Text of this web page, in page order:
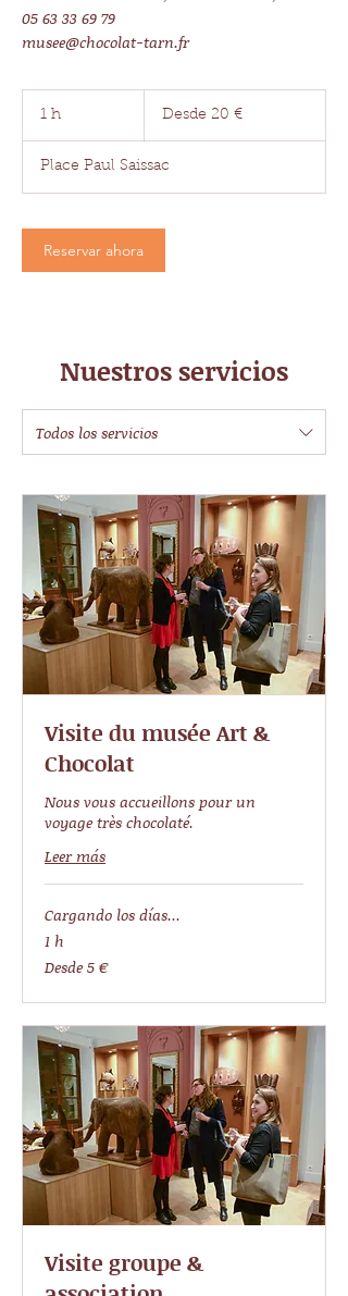
05 63 33 69 79
musee@chocolat-tarn.fr
1 h
eurosDesde 20 €
Place Paul Saissac
Reservar ahora
Nuestros servicios
Todos los servicios
Visite du musée Art &
Chocolat
Nous vous accueillons pour un
voyage très chocolaté.
Leer más
Cargando los días...
1 h
Desde
5
Desde 5 €
Visite groupe &